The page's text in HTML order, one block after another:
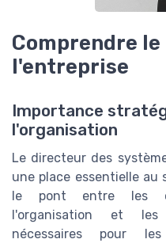
Comprendre le
l'entreprise
Importance
l'organisation
Le directeur des
une place essentielle au
le pont entre les
l'organisation et les
nécessaires pour